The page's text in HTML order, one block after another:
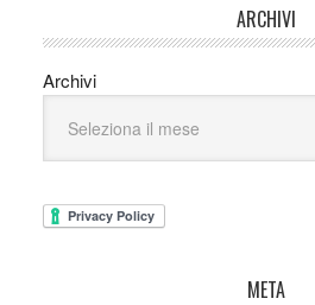
ARCHIVI
Archivi
META